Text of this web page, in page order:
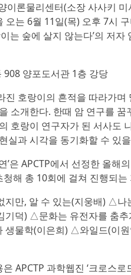
이론물리센터(소장 사사키 미
오는 6월 11일(목) 오후 7시
는 숲에 살지 않는다’의 저
양포도서관 1층 강당
진 호랑이의 흔적을 따라가
소개한다. 한때 암 연구를
호랑이 연구자가 된 서사도
실과 시각을 동기화할 수 있
’은 APCTP에서 선정한 올
해 총 10회에 걸쳐 진행되
만, 알 수 있는(지웅배) △
덕) △문화는 유전자를 춤
물학(이은희) △와일드(이
APCTP 과학웹진 ‘크로스